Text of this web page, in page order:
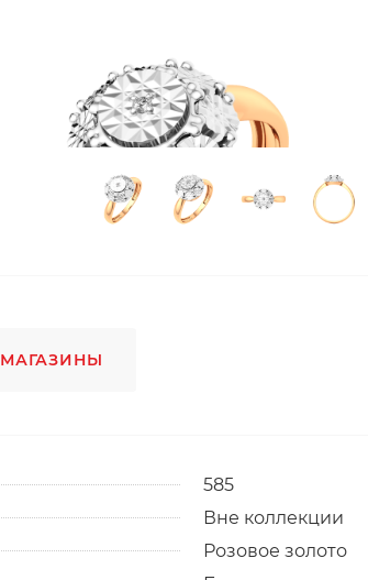
МАГАЗИНЫ
585
Вне коллекции
Розовое золото